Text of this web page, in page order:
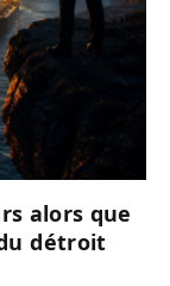
alors que
détroit